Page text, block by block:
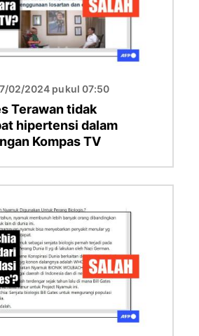
02/2024 pukul 07:50
Terawan tidak
hipertensi dalam
Kompas TV